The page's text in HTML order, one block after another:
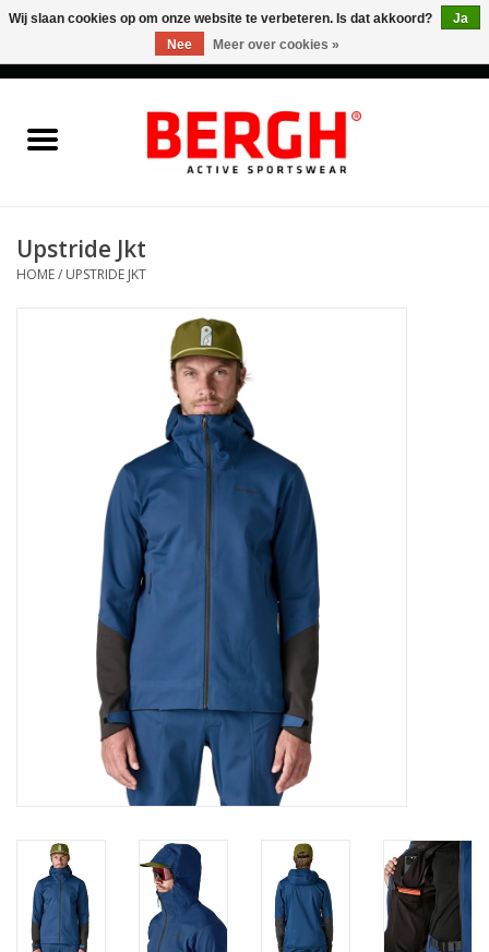
Upstride Jkt
HOME/ UPSTRIDE JKT
Wij slaan cookies op om onze website te verbeteren. Is dat akkoord?
Ja
Nee
Meer over cookies »